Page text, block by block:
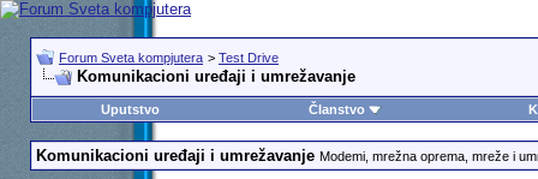
Forum Sveta kompjutera > Test Drive
Komunikacioni uređaji i umrežavanje
Uputstvo Članstvo
Komunikacioni uređaji i umrežavanje Modemi, mrežna oprema, mreže i